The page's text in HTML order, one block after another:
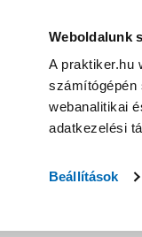
Weboldalunk
A praktiker.hu
számítógépén
webanalitikai
adatkezelési
Beállítások